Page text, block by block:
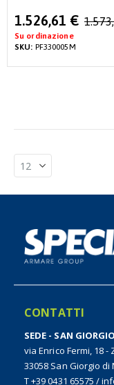
Special
Price
1.526,61 €
Su ordinazione
SKU: PF330005M
CONTATTI
SEDE - SAN
via Enrico Fermi, 18 -
33058 San Giorgio di
T +39 0431 65575 /